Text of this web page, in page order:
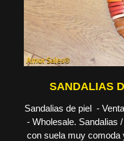
SANDALIAS
Sandalias de piel -
- Wholesale. Sandalias
con suela muy comoda